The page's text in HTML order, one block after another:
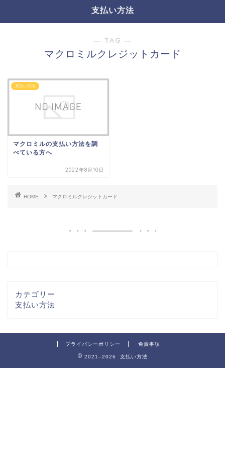
支払い方法
― TAG ―
マクロミルクレジットカード
支払い方法
マクロミルの支払い方法を調
べている方へ
2022年8月10日
HOME マクロミルクレジットカード
カテゴリー
支払い方法
プライバシーポリシー 免責事項
2021–2026 支払い方法